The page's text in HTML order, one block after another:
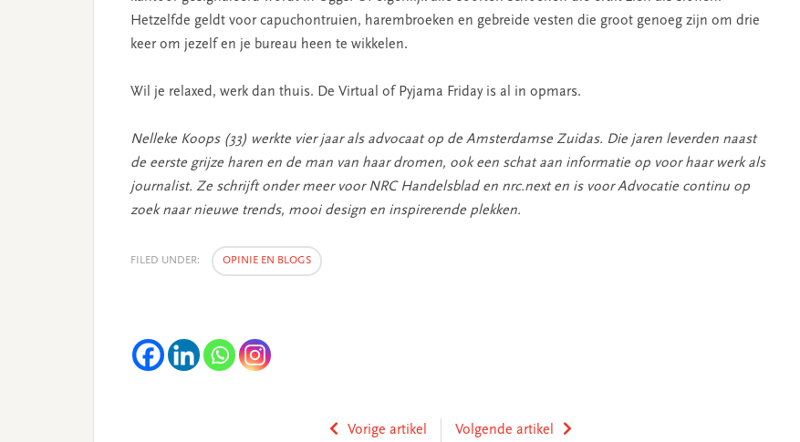
Hetzelfde geldt voor capuchontruien, harembroeken en gebreide vesten die groot genoeg zijn om drie
keer om jezelf en je bureau heen te wikkelen.
Wil je relaxed, werk dan thuis. De Virtual of Pyjama Friday is al in opmars.
Nelleke Koops (33) werkte vier jaar als advocaat op de Amsterdamse Zuidas. Die jaren leverden naast
de eerste grijze haren en de man van haar dromen, ook een schat aan informatie op voor haar werk als
journalist. Ze schrijft onder meer voor NRC Handelsblad en nrc.next en is voor Advocatie continu op
zoek naar nieuwe trends, mooi design en inspirerende plekken.
FILED UNDER: OPINIE EN BLOGS
Vorige artikel
Volgende artikel